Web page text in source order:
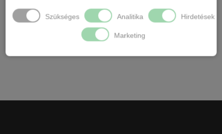
8 méret: 3XL méret
Szükséges Analitika Hirdetések
Marketing